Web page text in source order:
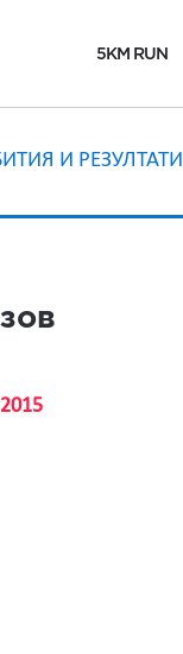
5KM RUN
И РЕЗУЛТАТИ